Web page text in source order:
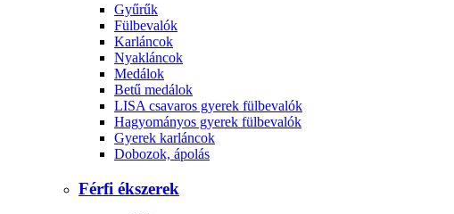
Gyűrűk
Fülbevalók
Karláncok
Nyakláncok
Medálok
Betű medálok
LISA csavaros gyerek fülbevalók
Hagyományos gyerek fülbevalók
Gyerek karláncok
Dobozok, ápolás
Férfi ékszerek